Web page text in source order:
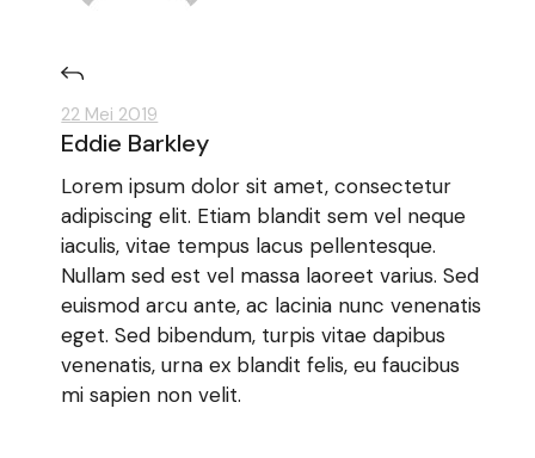
22 Mei 2019
Eddie Barkley
Lorem ipsum dolor sit amet, consectetur
adipiscing elit. Etiam blandit sem vel neque
iaculis, vitae tempus lacus pellentesque.
Nullam sed est vel massa laoreet varius. Sed
euismod arcu ante, ac lacinia nunc venenatis
eget. Sed bibendum, turpis vitae dapibus
venenatis, urna ex blandit felis, eu faucibus
mi sapien non velit.